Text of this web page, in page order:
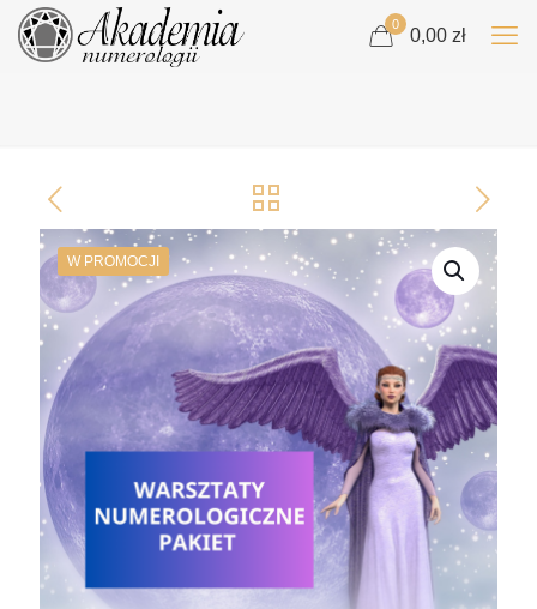
0
0,00 zł
W PROMOCJI